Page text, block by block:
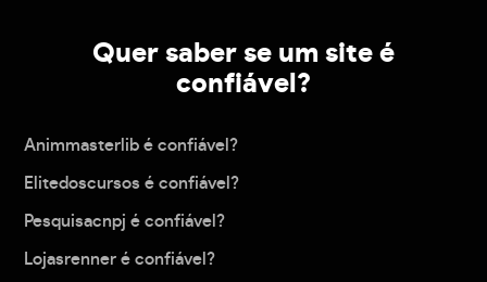
Quer saber se um site é
confiável?
Animmasterlib é confiável?
Elitedoscursos é confiável?
Pesquisacnpj é confiável?
Lojasrenner é confiável?